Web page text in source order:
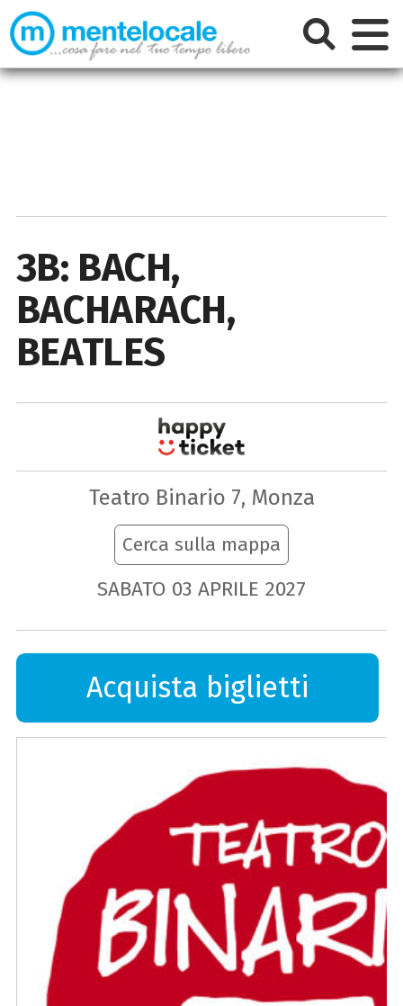
3B: BACH,
BACHARACH,
BEATLES
Teatro Binario 7, Monza
Cerca sulla mappa
SABATO 03 APRILE 2027
Acquista biglietti